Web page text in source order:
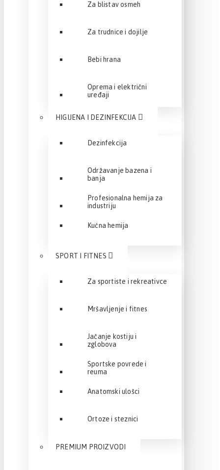
Za blistav osmeh
Za trudnice i dojilje
Bebi hrana
Oprema i električni
uređaji
HIGIJENA I DEZINFEKCIJA
Dezinfekcija
Održavanje bazena i
banja
Profesionalna hemija za
industriju
Kućna hemija
SPORT I FITNES
Za sportiste i rekreativce
Mršavljenje i fitnes
Jačanje kostiju i
zglobova
Sportske povrede i
reuma
Anatomski ulošci
Ortoze i steznici
PREMIUM PROIZVODI